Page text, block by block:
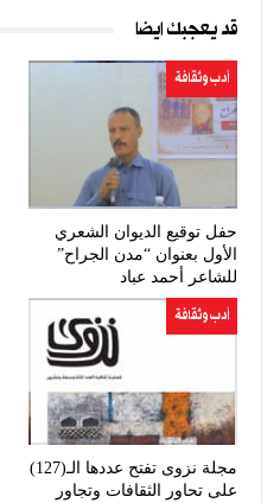
قد يعجبك ايضا
أدب وثقافة
حفل توقيع الديوان الشعري
الأول بعنوان “مدن الجراح”
للشاعر أحمد عباد
أدب وثقافة
مجلة نزوى تفتح عددها الـ(127)
على تحاور الثقافات وتجاور